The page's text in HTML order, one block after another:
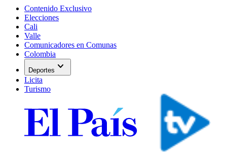
Contenido Exclusivo
Elecciones
Cali
Valle
Comunicadores en Comunas
Colombia
Deportes expand_more
Licita
Turismo